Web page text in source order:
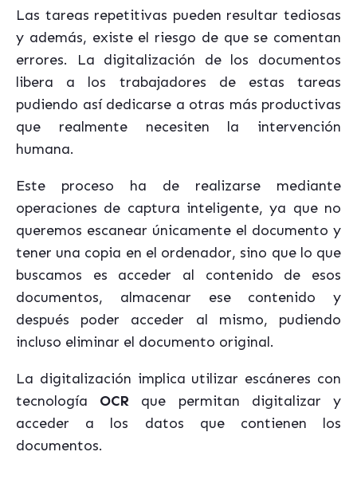
Las tareas repetitivas pueden resultar tediosas
y además, existe el riesgo de que se comentan
errores. La digitalización de los documentos
libera a los trabajadores de estas tareas
pudiendo así dedicarse a otras más productivas
que realmente necesiten la intervención
humana.
Este proceso ha de realizarse mediante
operaciones de captura inteligente, ya que no
queremos escanear únicamente el documento y
tener una copia en el ordenador, sino que lo que
buscamos es acceder al contenido de esos
documentos, almacenar ese contenido y
después poder acceder al mismo, pudiendo
incluso eliminar el documento original.
La digitalización implica utilizar escáneres con
tecnología OCR que permitan digitalizar y
acceder a los datos que contienen los
documentos.